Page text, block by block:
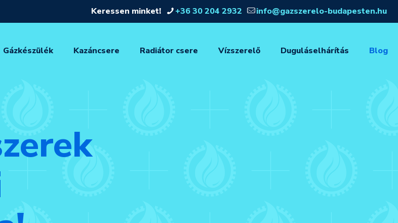
Keressen minket! +36 30 204 2932 info@gazszerelo-budapesten.hu
Gázkészülék Kazáncsere Radiátor csere Vízszerelő Duguláselhárítás Blog